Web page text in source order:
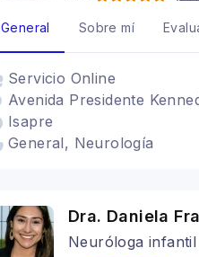
General Sobre mí
Servicio Online
Avenida Presidente
Isapre
General, Neurología
Dra. Daniela
Neuróloga infantil